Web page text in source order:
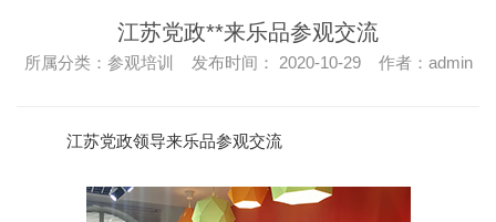
江苏党政**来乐品参观交流
所属分类：参观培训 发布时间： 2020-10-29 作者：admin
江苏党政领导来乐品参观交流